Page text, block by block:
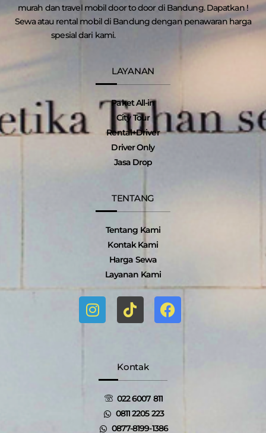
murah dan travel mobil door to door di Bandung. Dapatkan !
Sewa atau rental mobil di Bandung dengan penawaran harga
spesial dari kami.
LAYANAN
Paket All-in
City Tour
Rental+Driver
Driver Only
Jasa Drop
TENTANG
Tentang Kami
Kontak Kami
Harga Sewa
Layanan Kami
I
n
s
m
T
i
k
k
F
a
c
o
Kontak
022 6007 811
0811 2205 223
0877-8199-1386